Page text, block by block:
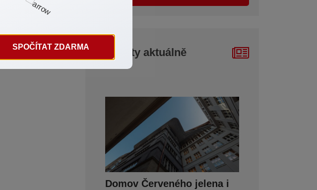
Reality aktuálně
Domov Červeného jelena i
SPOČÍTAT ZDARMA